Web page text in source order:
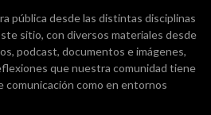
pública desde las distintas disciplinas
sitio, con diversos materiales desde
podcast, documentos e imágenes,
que nuestra comunidad tiene
comunicación como en entornos